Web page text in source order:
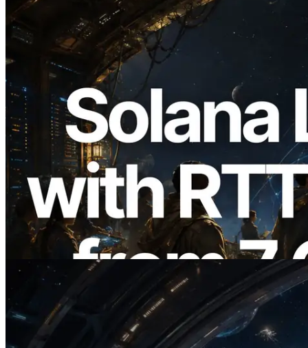
2026.08.05
ERPC mở rộng Solana Leader Slot API
với phép đo ping từ 7 khu vực toàn cầu —
Validators Information API cũng chính
thức ra mắt
Đọc bài viết này